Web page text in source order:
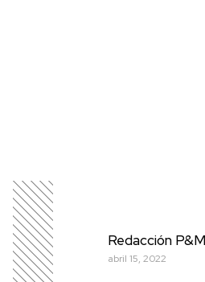
Redacción P&M
abril 15, 2022